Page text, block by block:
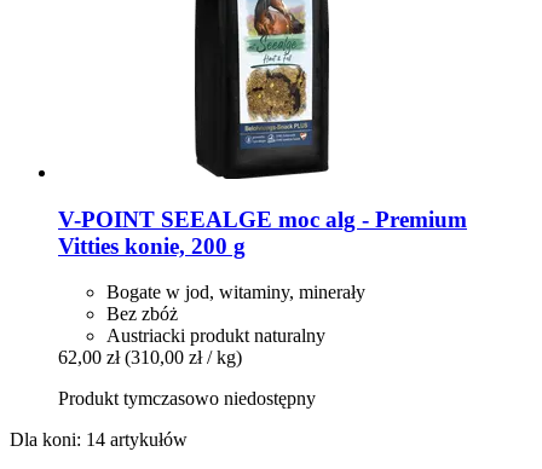
V-POINT SEEALGE moc alg -​ Premium
Vitties konie, 200 g
Bogate w jod, witaminy, minerały
Bez zbóż
Austriacki produkt naturalny
62,00 zł (310,00 zł / kg)
Produkt tymczasowo niedostępny
Dla koni: 14 artykułów